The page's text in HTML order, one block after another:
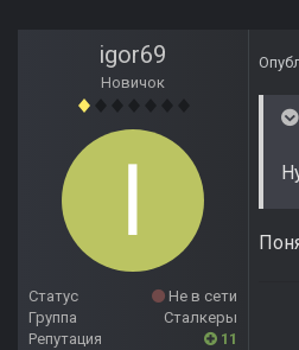
igor69
Новичок
Статус
Не в сети
Группа
Сталкеры
Репутация
11